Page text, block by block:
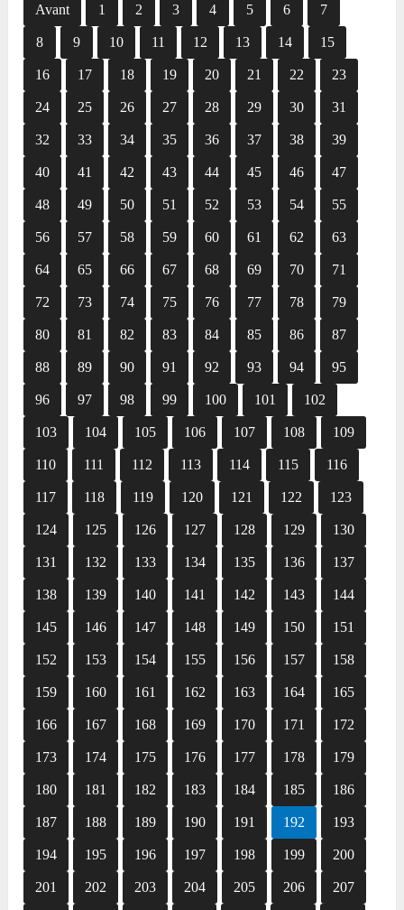
Avant 1 2 3 4 5 6 7
8 9 10 11 12 13 14 15
16 17 18 19 20 21 22 23
24 25 26 27 28 29 30 31
32 33 34 35 36 37 38 39
40 41 42 43 44 45 46 47
48 49 50 51 52 53 54 55
56 57 58 59 60 61 62 63
64 65 66 67 68 69 70 71
72 73 74 75 76 77 78 79
80 81 82 83 84 85 86 87
88 89 90 91 92 93 94 95
96 97 98 99 100 101 102
103 104 105 106 107 108 109
110 111 112 113 114 115 116
117 118 119 120 121 122 123
124 125 126 127 128 129 130
131 132 133 134 135 136 137
138 139 140 141 142 143 144
145 146 147 148 149 150 151
152 153 154 155 156 157 158
159 160 161 162 163 164 165
166 167 168 169 170 171 172
173 174 175 176 177 178 179
180 181 182 183 184 185 186
187 188 189 190 191 192 193
194 195 196 197 198 199 200
201 202 203 204 205 206 207